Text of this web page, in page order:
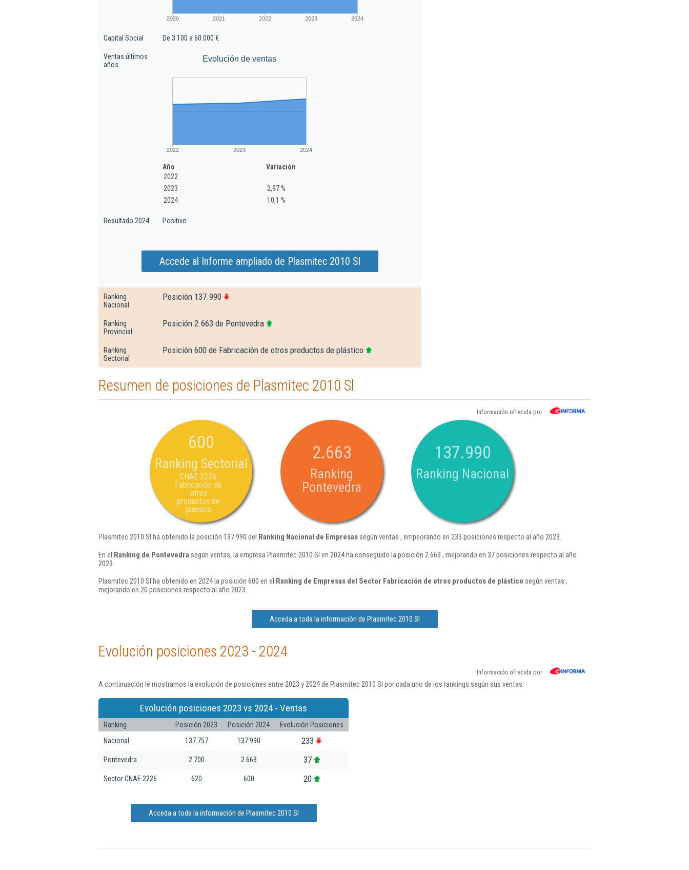
2020 2021 2022 2023 2024
Capital Social De 3.100 a 60.000 €
Ventas últimos
años
Evolución de ventas
2022 2023 2024
Año
Variación
2022
2023
2,97 %
2024
10,1 %
Resultado 2024 Positivo
Accede al Informe ampliado de Plasmitec 2010 Sl
Ranking
Nacional
Posición 137.990
Ranking
Provincial
Posición 2.663 de Pontevedra
Ranking
Sectorial
Posición 600 de Fabricación de otros productos de plástico
Resumen de posiciones de Plasmitec 2010 Sl
Información ofrecida por
600
Ranking Sectorial
CNAE 2226:
Fabricación de
otros
productos de
plástico
2.663
Ranking
Pontevedra
137.990
Ranking Nacional
Plasmitec 2010 Sl ha obtenido la posición 137.990 del Ranking Nacional de Empresassegún ventas , empeorando en 233 posiciones respecto al año 2023.
En el Ranking de Pontevedra según ventas, la empresa Plasmitec 2010 Sl en 2024 ha conseguido la posición 2.663 , mejorando en 37 posiciones respecto al año
2023.
Plasmitec 2010 Sl ha obtenido en 2024 la posición 600 en el Ranking de Empresas del Sector Fabricación de otros productos de plástico según ventas ,
mejorando en 20 posiciones respecto al año 2023.
Acceda a toda la información de Plasmitec 2010 Sl
Evolución posiciones 2023 - 2024
Información ofrecida por
A continuación le mostramos la evolución de posiciones entre 2023 y 2024 de Plasmitec 2010 Sl por cada uno de los rankings según sus ventas:
Evolución posiciones 2023 vs 2024 - Ventas
Ranking Posición 2023 Posición 2024
Evolución Posiciones
Nacional
137.757 137.990 233
Pontevedra 2.700 2.663 37
Sector CNAE 2226 620 600 20
Acceda a toda la información de Plasmitec 2010 Sl